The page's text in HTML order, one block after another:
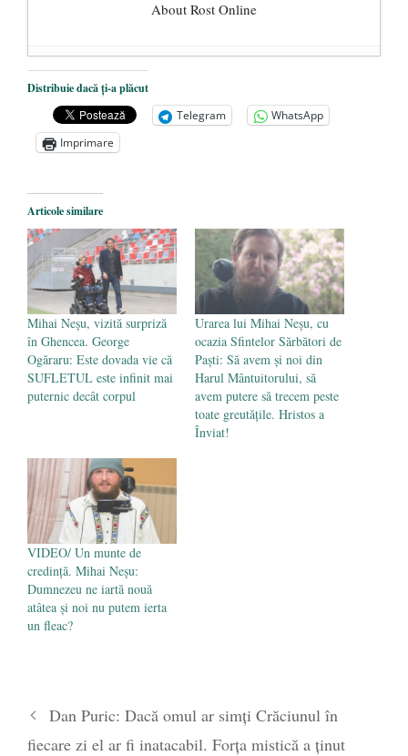
About Rost Online
Dezvăluiri cutremurătoare despre
președintele Ucrainei, Volodymyr
Zelensky
- 13 mai 2026
Statul care servește Națiunea
Legea Vexler produce efecte. Bustul
poetului Octavian Goga, înlăturat din Iași
- 16 aprilie 2026
Distribuie dacă ți-a plăcut
Telegram
WhatsApp
Imprimare
Articole similare
Mihai Neșu, vizită surpriză
în Ghencea. George
Ogăraru: Este dovada vie că
SUFLETUL este infinit mai
puternic decât corpul
Urarea lui Mihai Neșu, cu
ocazia Sfintelor Sărbători de
Paști: Să avem și noi din
Harul Mântuitorului, să
avem putere să trecem peste
toate greutățile. Hristos a
Înviat!
VIDEO/ Un munte de
credință. Mihai Neșu:
Dumnezeu ne iartă nouă
atâtea și noi nu putem ierta
un fleac?
Dan Puric: Dacă omul ar simţi Crăciunul în
fiecare zi el ar fi inatacabil. Forța mistică a ținut